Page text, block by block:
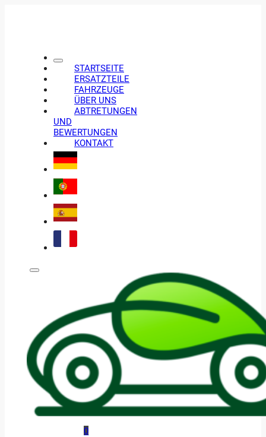
STARTSEITE
ERSATZTEILE
FAHRZEUGE
ÜBER UNS
ABTRETUNGEN
UND
BEWERTUNGEN
KONTAKT
0